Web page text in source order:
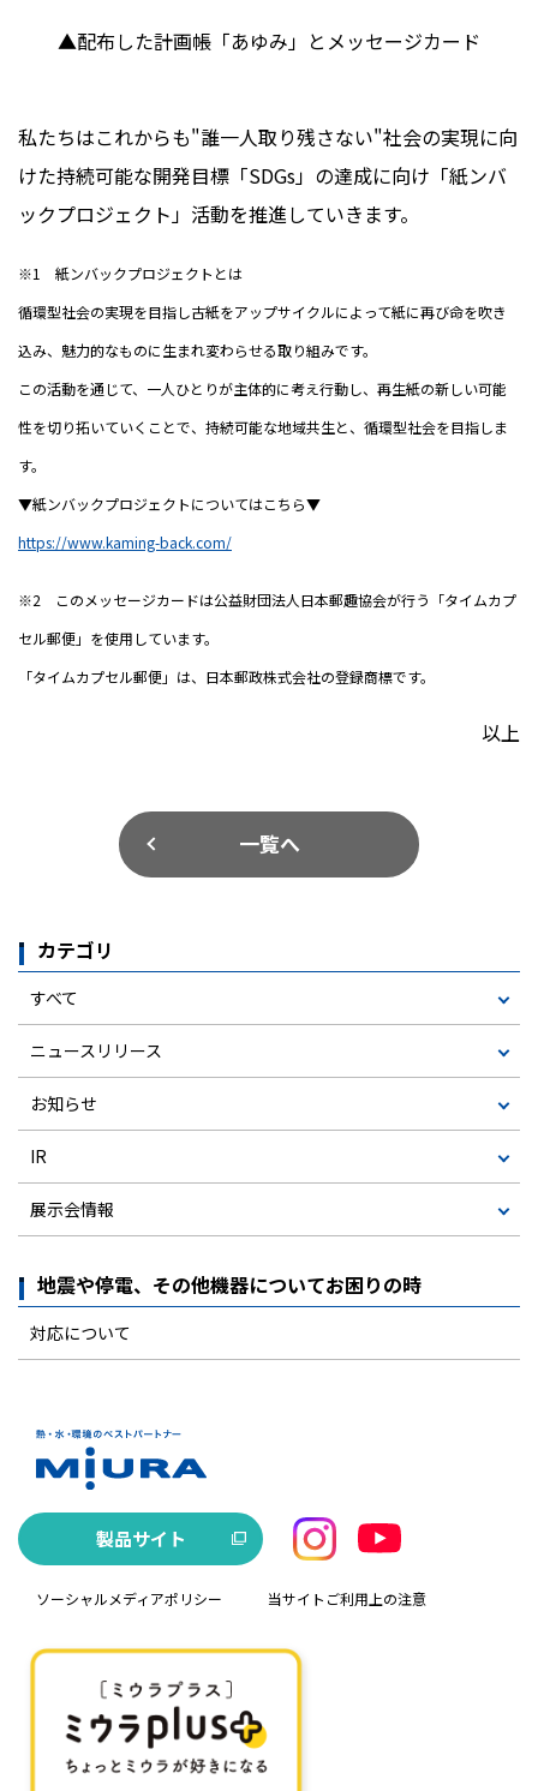
▲配布した計画帳「あゆみ」とメッセージカード
私たちはこれからも"誰一人取り残さない"社会の実現に向
けた持続可能な開発目標「SDGs」の達成に向け「紙ンバ
ックプロジェクト」活動を推進していきます。
※1 紙ンバックプロジェクトとは
循環型社会の実現を目指し古紙をアップサイクルによって紙に再び命を吹き
込み、魅力的なものに生まれ変わらせる取り組みです。
この活動を通じて、一人ひとりが主体的に考え行動し、再生紙の新しい可能
性を切り拓いていくことで、持続可能な地域共生と、循環型社会を目指しま
す。
▼紙ンバックプロジェクトについてはこちら▼
https://www.kaming-back.com/
※2 このメッセージカードは公益財団法人日本郵趣協会が行う「タイムカプ
セル郵便」を使用しています。
「タイムカプセル郵便」は、日本郵政株式会社の登録商標です。
以上
一覧へ
カテゴリ
すべて
ニュースリリース
お知らせ
IR
展示会情報
地震や停電、その他機器についてお困りの時
対応について
製品サイト
ソーシャルメディアポリシー 当サイトご利用上の注意